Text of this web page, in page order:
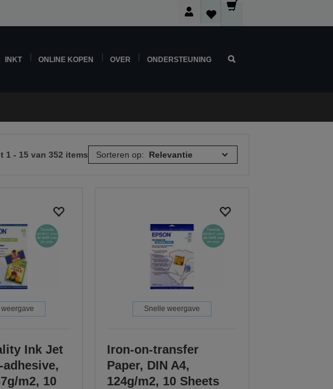
INKT ONLINE KOPEN OVER ONDERSTEUNING
1 - 15 van 352 items Sorteren op:
Ink Jet
m2, 10
Snelle weergave
Iron-on-transfer
Paper, DIN A4,
124g/m2, 10 Sheets